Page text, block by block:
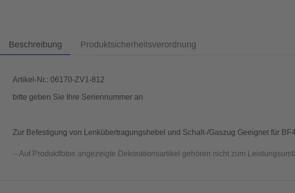
Beschreibung Produktsicherheitsverordnung
Artikel-Nr.: 06170-ZV1-812
bitte geben Sie Ihre Seriennummer an
Zur Befestigung von Lenkübertragungshebel und Schalt-/Gaszug Geeignet für
-- Auf Produktfotos angezeigte Dekorationsartikel gehören nicht zum